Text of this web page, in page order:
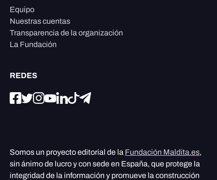
Equipo
Nuestras cuentas
Transparencia de la organización
La Fundación
REDES
Somos un proyecto editorial de la Fundación Maldita.es,
sin ánimo de lucro y con sede en España, que protege la
integridad de la información y promueve la construcción